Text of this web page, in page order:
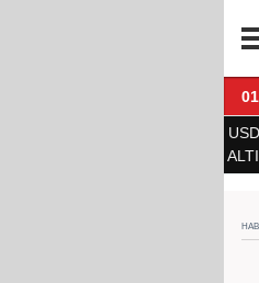
GELENEKSEL
USD